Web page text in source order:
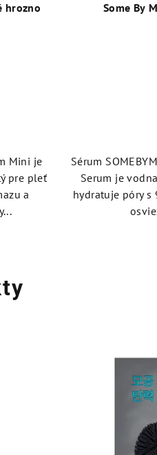
hrozno
Mini je
pre pleť
a
Some By
Sérum
Serum je
hydratuje póry s